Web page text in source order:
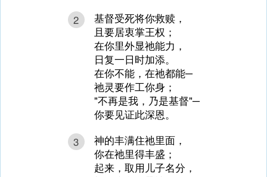
2
基督受死将你救赎，
且要居衷掌王权；
在你里外显祂能力，
日复一日时加添。
在你不能，在祂都能─
祂灵要作工你身；
"不再是我，乃是基督"─
你要见证此深恩。
3
神的丰满住祂里面，
你在祂里得丰盛；
起来，取用儿子名分，